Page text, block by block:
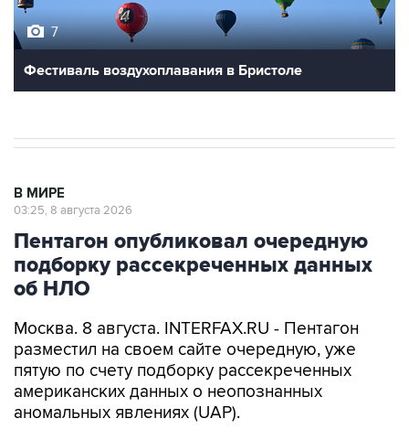
7
Фестиваль воздухоплавания в Бристоле
В МИРЕ
03:25, 8 августа 2026
Пентагон опубликовал очередную
подборку рассекреченных данных
об НЛО
Москва. 8 августа. INTERFAX.RU - Пентагон
разместил на своем сайте очередную, уже
пятую по счету подборку рассекреченных
американских данных о неопознанных
аномальных явлениях (UAP).